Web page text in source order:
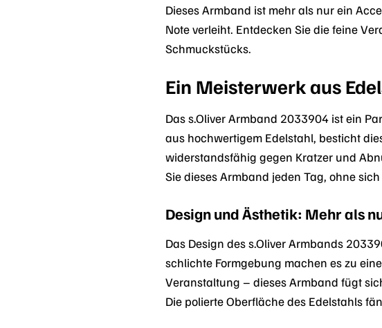
Dieses Armband ist mehr als nur ein
Note verleiht. Entdecken Sie die feine
Schmuckstücks.
Ein Meisterwerk aus
Das s.Oliver Armband 2033904 ist ein
aus hochwertigem Edelstahl, besticht
widerstandsfähig gegen Kratzer und
Sie dieses Armband jeden Tag, ohne
Design und Ästhetik: Mehr als
Das Design des s.Oliver Armbands
schlichte Formgebung machen es zu
Veranstaltung – dieses Armband fügt
Die polierte Oberfläche des Edelstahls